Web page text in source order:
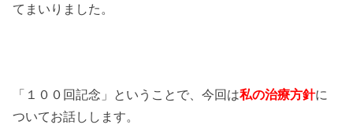
てまいりました。
「１００回記念」ということで、今回は私の治療方針に
ついてお話しします。